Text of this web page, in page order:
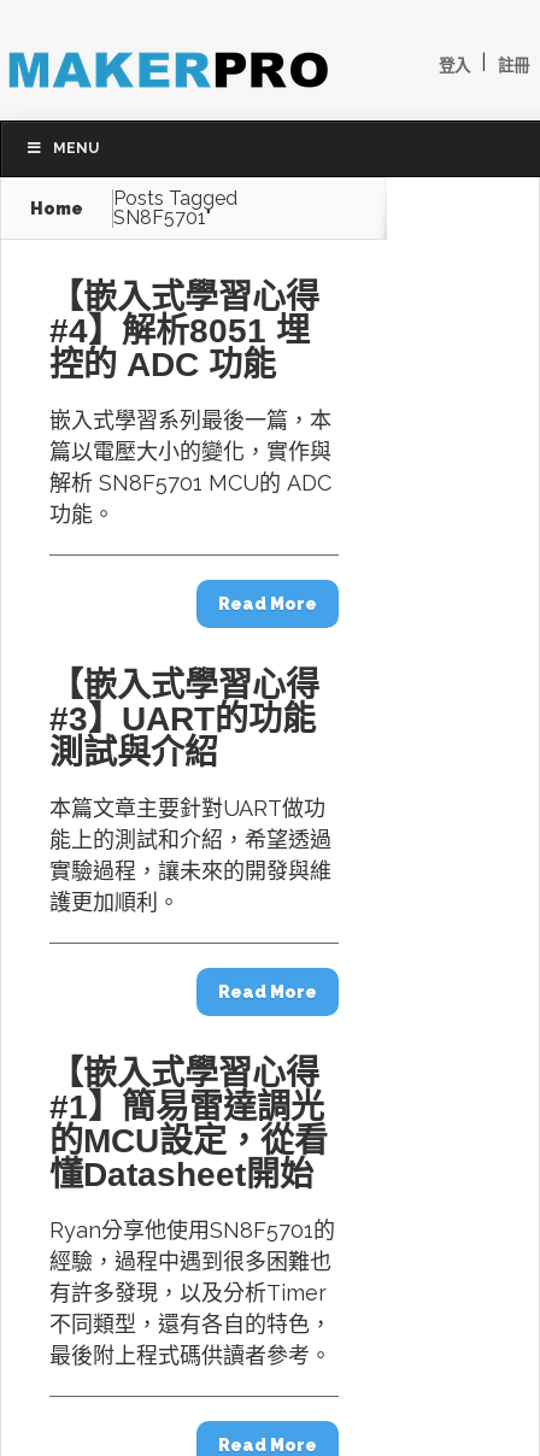
登入 註冊
MENU
Home
Posts Tagged
SN8F5701"
【嵌入式學習心得
#4】解析8051 埋
控的 ADC 功能
嵌入式學習系列最後一篇，本
篇以電壓大小的變化，實作與
解析 SN8F5701 MCU的 ADC
功能。
Read More
【嵌入式學習心得
#3】UART的功能
測試與介紹
本篇文章主要針對UART做功
能上的測試和介紹，希望透過
實驗過程，讓未來的開發與維
護更加順利。
Read More
【嵌入式學習心得
#1】簡易雷達調光
的MCU設定，從看
懂Datasheet開始
Ryan分享他使用SN8F5701的
經驗，過程中遇到很多困難也
有許多發現，以及分析Timer
不同類型，還有各自的特色，
最後附上程式碼供讀者參考。
Read More